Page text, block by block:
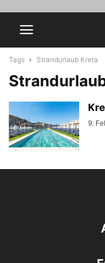
Tags Strandurlaub Kreta
9.